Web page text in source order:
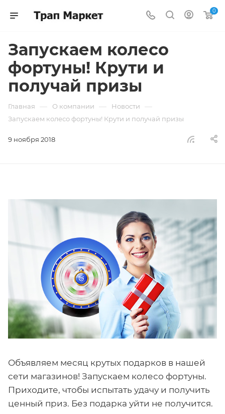
0
Запускаем колесо
фортуны! Крути и
получай призы
Главная — О компании — Новости —
Запускаем колесо фортуны! Крути и получай призы
9 ноября 2018
Объявляем месяц крутых подарков в нашей
сети магазинов! Запускаем колесо фортуны.
Приходите, чтобы испытать удачу и получить
ценный приз. Без подарка уйти не получится.